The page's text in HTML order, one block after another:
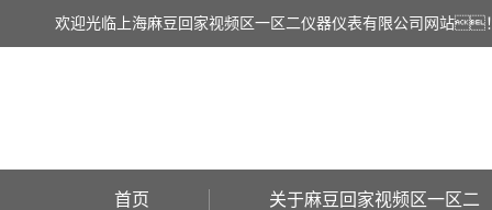
欢迎光临上海麻豆回家视频区一区二仪器仪表有限公司网站
首页 关于麻豆回家视频区一区二